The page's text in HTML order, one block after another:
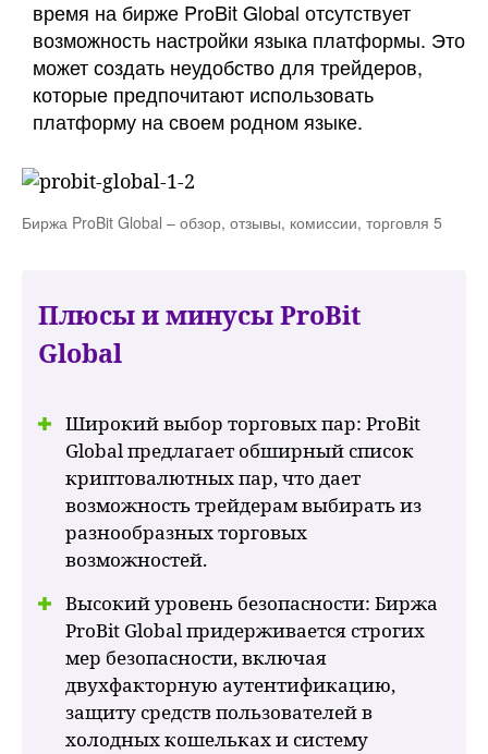
время на бирже ProBit Global отсутствует
возможность настройки языка платформы. Это
может создать неудобство для трейдеров,
которые предпочитают использовать
платформу на своем родном языке.
Биржа ProBit Global – обзор, отзывы, комиссии, торговля 5
Плюсы и минусы ProBit
Global
Широкий выбор торговых пар: ProBit
Global предлагает обширный список
криптовалютных пар, что дает
возможность трейдерам выбирать из
разнообразных торговых
возможностей.
Высокий уровень безопасности: Биржа
ProBit Global придерживается строгих
мер безопасности, включая
двухфакторную аутентификацию,
защиту средств пользователей в
холодных кошельках и систему